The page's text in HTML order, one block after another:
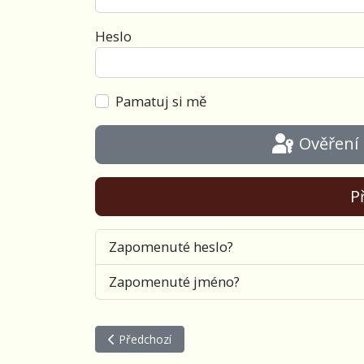
Heslo
Pamatuj si mě
Zapomenuté heslo?
Zapomenuté jméno?
Předchozí článek: Otevírání Porty v Brně
Předchozí